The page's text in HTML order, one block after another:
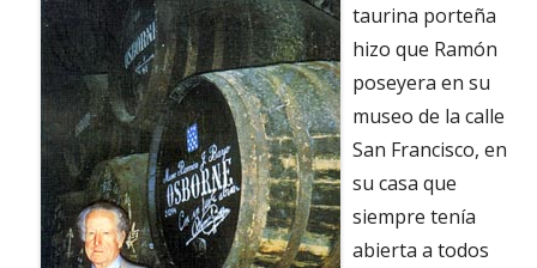
taurina porteña
hizo que Ramón
poseyera en su
museo de la calle
San Francisco, en
su casa que
siempre tenía
abierta a todos